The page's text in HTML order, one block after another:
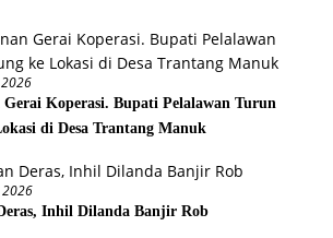
Gerai Koperasi. Bupati Pelalawan Turun
di Desa Trantang Manuk
2026
Inhil Dilanda Banjir Rob